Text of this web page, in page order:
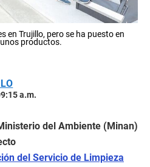
en Trujillo, pero se ha puesto en
productos.
a.m.
del Ambiente (Minan)
del Servicio de Limpieza